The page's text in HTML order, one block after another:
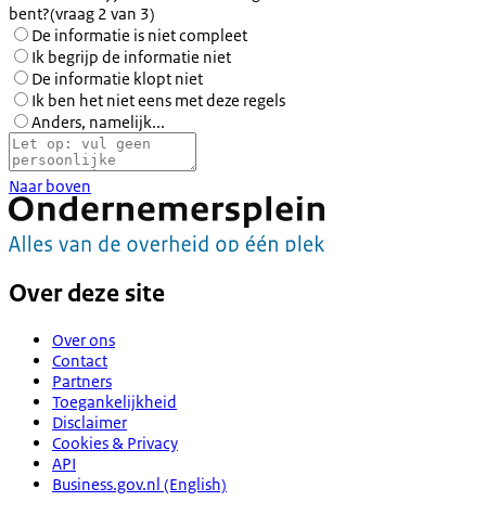
bent?(vraag 2 van 3)
De informatie is niet compleet
Ik begrijp de informatie niet
De informatie klopt niet
Ik ben het niet eens met deze regels
Anders, namelijk...
Naar boven
Over deze site
Over ons
Contact
Partners
Toegankelijkheid
Disclaimer
Cookies & Privacy
API
Business.gov.nl (English)